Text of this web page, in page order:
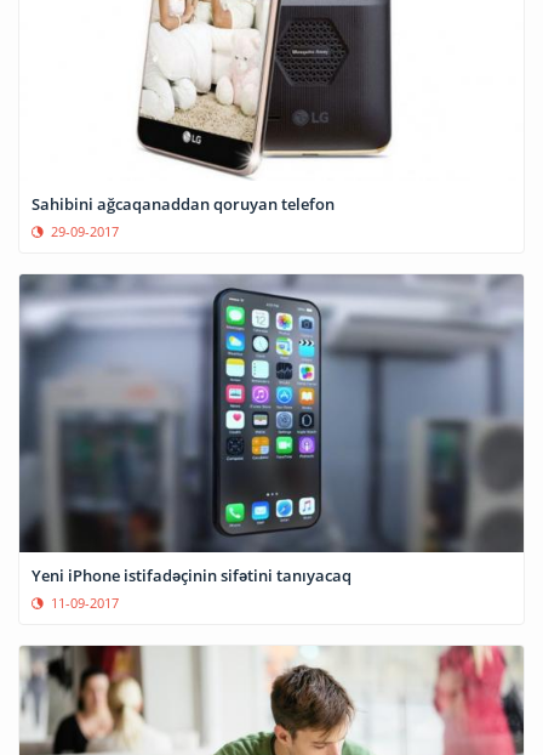
Sahibini ağcaqanaddan qoruyan telefon
29-09-2017
Yeni iPhone istifadəçinin sifətini tanıyacaq
11-09-2017